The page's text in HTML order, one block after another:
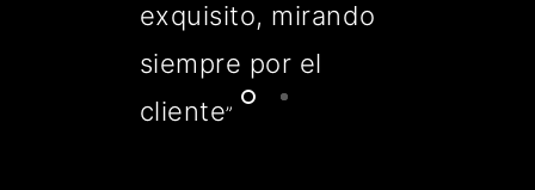
exquisito, mirando
siempre por el
cliente”